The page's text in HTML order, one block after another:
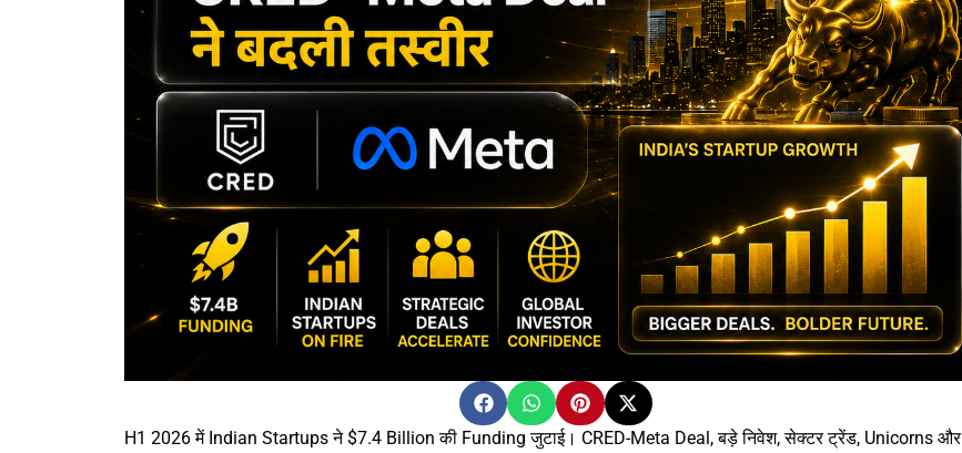
H1 2026 में Indian Startups ने $7.4 Billion की Funding जुटाई। CRED-Meta Deal, बड़े निवेश, सेक्टर ट्रेंड, Unicorns और